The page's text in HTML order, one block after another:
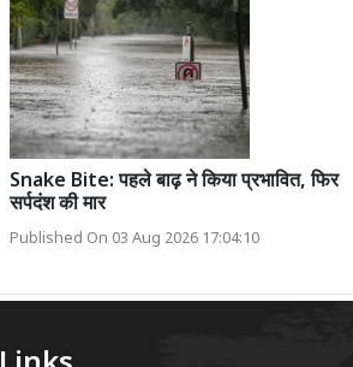
Snake Bite: पहले बाढ़ ने किया प्रभावित, फिर
सर्पदंश की मार
Published On 03 Aug 2026 17:04:10